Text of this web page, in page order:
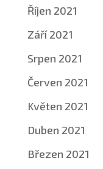
Říjen 2021
Září 2021
Srpen 2021
Červen 2021
Květen 2021
Duben 2021
Březen 2021